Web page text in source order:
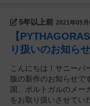
5年以上前 2021年05
【
り扱いのお知らせ
こんにちは！サニーバ
版の新作のお知らせで
国、ポルトガルのメー
をお取り扱いさせてい